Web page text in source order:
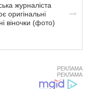
журналіста
оригінальні
віночки (фото)
РЕКЛАМА
РЕКЛАМА